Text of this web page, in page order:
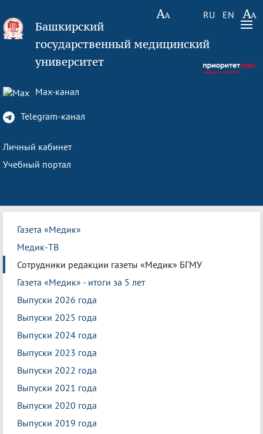
RU EN
Башкирский
государственный медицинский
университет
Max-канал
Telegram-канал
Личный кабинет
Учебный портал
Газета «Медик»
Медик-ТВ
Сотрудники редакции газеты «Медик» БГМУ
Газета «Медик» - итоги за 5 лет
Выпуски 2026 года
Выпуски 2025 года
Выпуски 2024 года
Выпуски 2023 года
Выпуски 2022 года
Выпуски 2021 года
Выпуски 2020 года
Выпуски 2019 года